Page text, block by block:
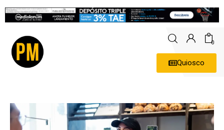
0
Quiosco
Economía